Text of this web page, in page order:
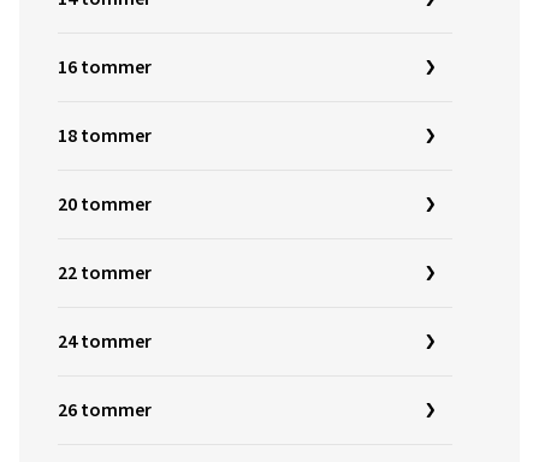
16 tommer
18 tommer
20 tommer
22 tommer
24 tommer
26 tommer